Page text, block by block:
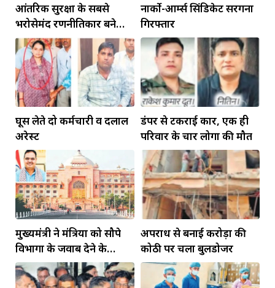
आंतरिक सुरक्षा के सबसे
भरोसेमंद रणनीतिकार बने
रहेंगे गोविंद मोहन
नार्को-आर्म्स सिंडिकेट सरगना
गिरफ्तार
घूस लेते दो कर्मचारी व दलाल
अरेस्ट
डंपर से टकराई कार, एक ही
परिवार के चार लोगों की मौत
मुख्यमंत्री ने मंत्रियों को सौपे
विभागों के जवाब देने के
दायित्व
अपराध से बनाई करोड़ों की
कोठी पर चला बुलडोजर